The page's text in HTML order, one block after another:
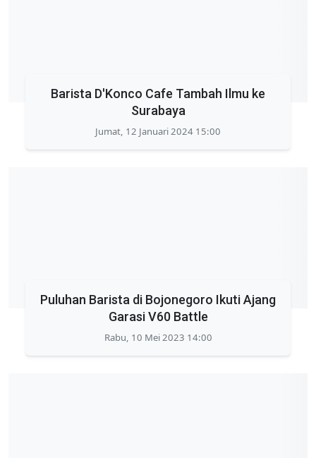
Barista D'Konco Cafe Tambah Ilmu ke
Surabaya
Jumat, 12 Januari 2024 15:00
Puluhan Barista di Bojonegoro Ikuti Ajang
Garasi V60 Battle
Rabu, 10 Mei 2023 14:00